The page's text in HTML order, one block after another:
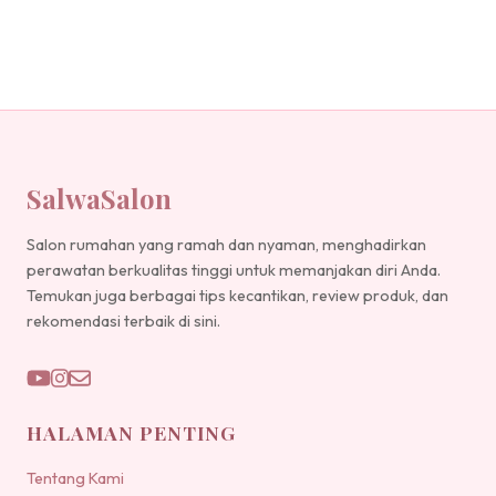
SalwaSalon
Salon rumahan yang ramah dan nyaman, menghadirkan
perawatan berkualitas tinggi untuk memanjakan diri Anda.
Temukan juga berbagai tips kecantikan, review produk, dan
rekomendasi terbaik di sini.
HALAMAN PENTING
Tentang Kami